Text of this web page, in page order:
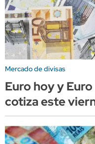
Mercado de divisas
Euro hoy y
cotiza este